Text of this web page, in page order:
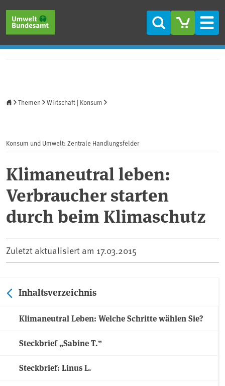
Suche
Themen Wirtschaft | Konsum
Konsum und Umwelt: Zentrale Handlungsfelder
Klimaneutral leben:
Verbraucher starten
durch beim Klimaschutz
Zuletzt aktualisiert am 17.03.2015
Inhaltsverzeichnis
Klimaneutral Leben: Welche Schritte wählen Sie?
Steckbrief „Sabine T.”
Steckbrief: Linus L.